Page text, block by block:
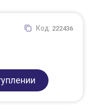
Код: 222436